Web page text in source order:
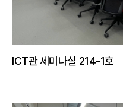
ICT관 세미나실 214-1호